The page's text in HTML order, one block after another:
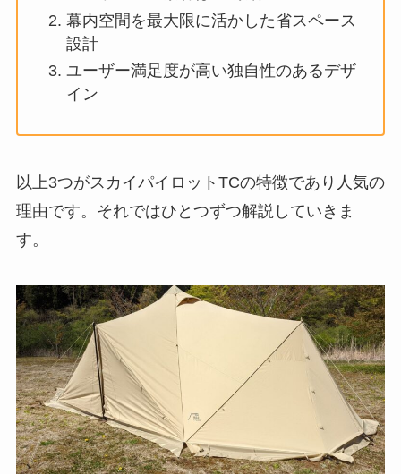
幕内空間を最大限に活かした省スペース
設計
ユーザー満足度が高い独自性のあるデザ
イン
以上3つがスカイパイロットTCの特徴であり人気の
理由です。それではひとつずつ解説していきま
す。